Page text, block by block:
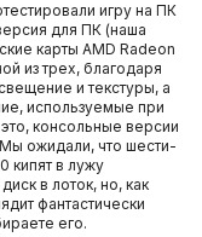
игру на ПК
для ПК (наша
карты AMD Radeon
из трех, благодаря
и текстуры, а
используемые при
консольные версии
ожидали, что шести-
кипят в лужу
в лоток, но, как
фантастически
его.